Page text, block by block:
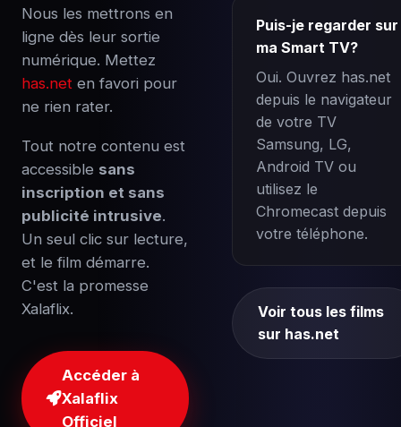
Nous les mettrons en
ligne dès leur sortie
numérique. Mettez
has.net en favori pour
ne rien rater.
Tout notre contenu est
accessible sans
inscription et sans
publicité intrusive.
Un seul clic sur lecture,
et le film démarre.
C'est la promesse
Xalaflix.
Accéder à
Xalaflix
Officiel
Puis-je regarder sur
ma Smart TV?
Oui. Ouvrez has.net
depuis le navigateur
de votre TV
Samsung, LG,
Android TV ou
utilisez le
Chromecast depuis
votre téléphone.
Voir tous les films
sur has.net